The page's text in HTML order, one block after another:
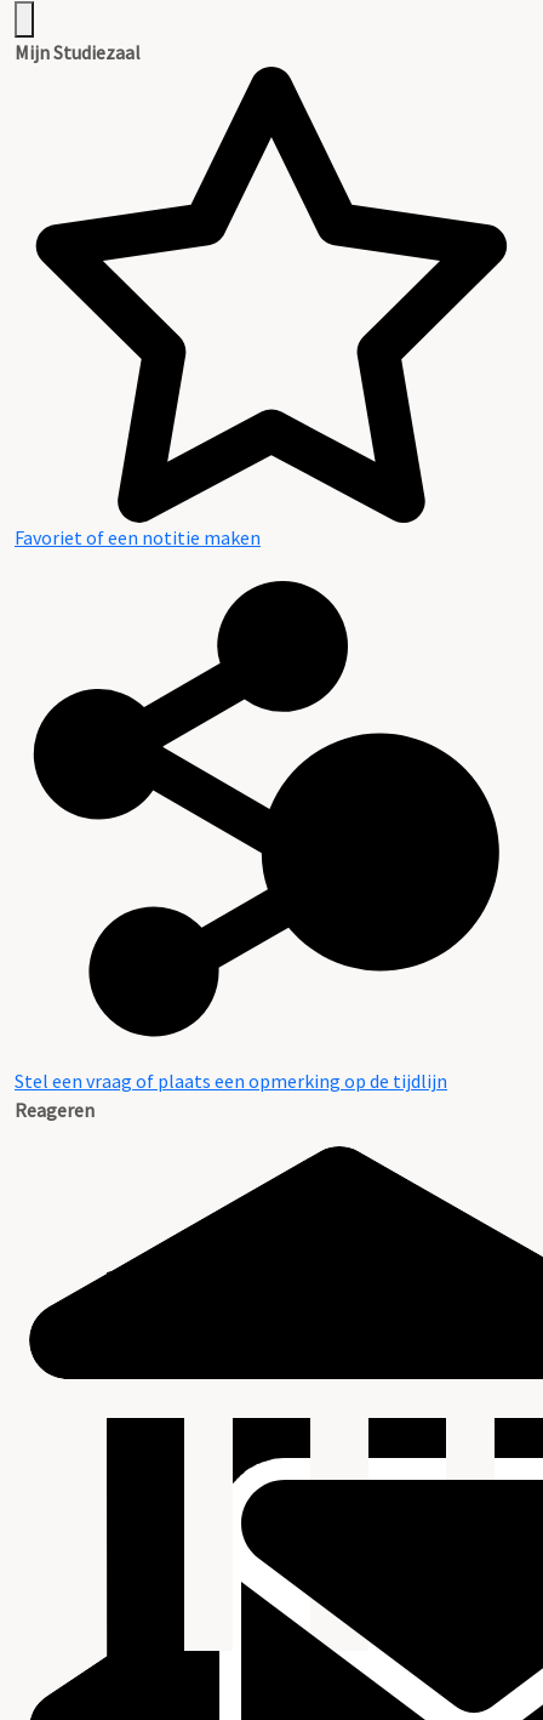
Mijn Studiezaal
Favoriet of een notitie maken
Stel een vraag of plaats een opmerking op de tijdlijn
Reageren